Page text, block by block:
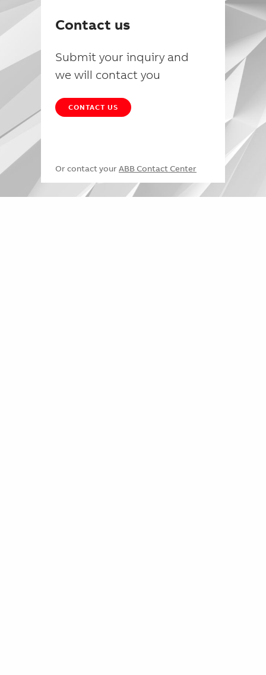
Contact us
Submit your inquiry and
we will contact you
CONTACT US
Or contact your ABB Contact Center